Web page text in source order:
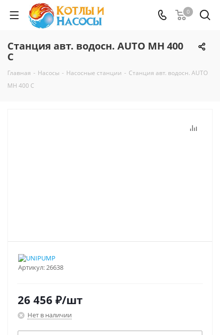
0
Станция авт. водосн. AUTO MH 400
С
Главная - Насосы - Насосные станции - Станция авт. водосн. AUTO
MH 400 С
Артикул:26638
26 456 ₽/шт
Нет в наличии